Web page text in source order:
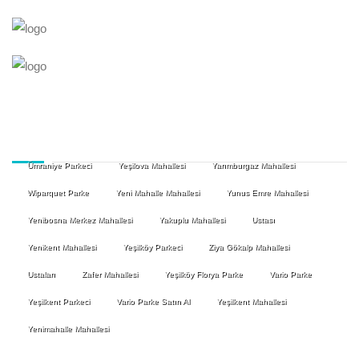
Ümraniye Parkeci Yeşilova Mahallesi Yarımburgaz Mahallesi
Wiparquet Parke Yeni Mahalle Mahallesi Yunus Emre Mahallesi
Yenibosna Merkez Mahallesi Yakuplu Mahallesi Ustası
Yenikent Mahallesi Yeşilköy Parkeci Ziya Gökalp Mahallesi
Ustaları Zafer Mahallesi Yeşilköy Florya Parke Vario Parke
Yeşilkent Parkeci Vario Parke Satın Al Yeşilkent Mahallesi
Yenimahalle Mahallesi